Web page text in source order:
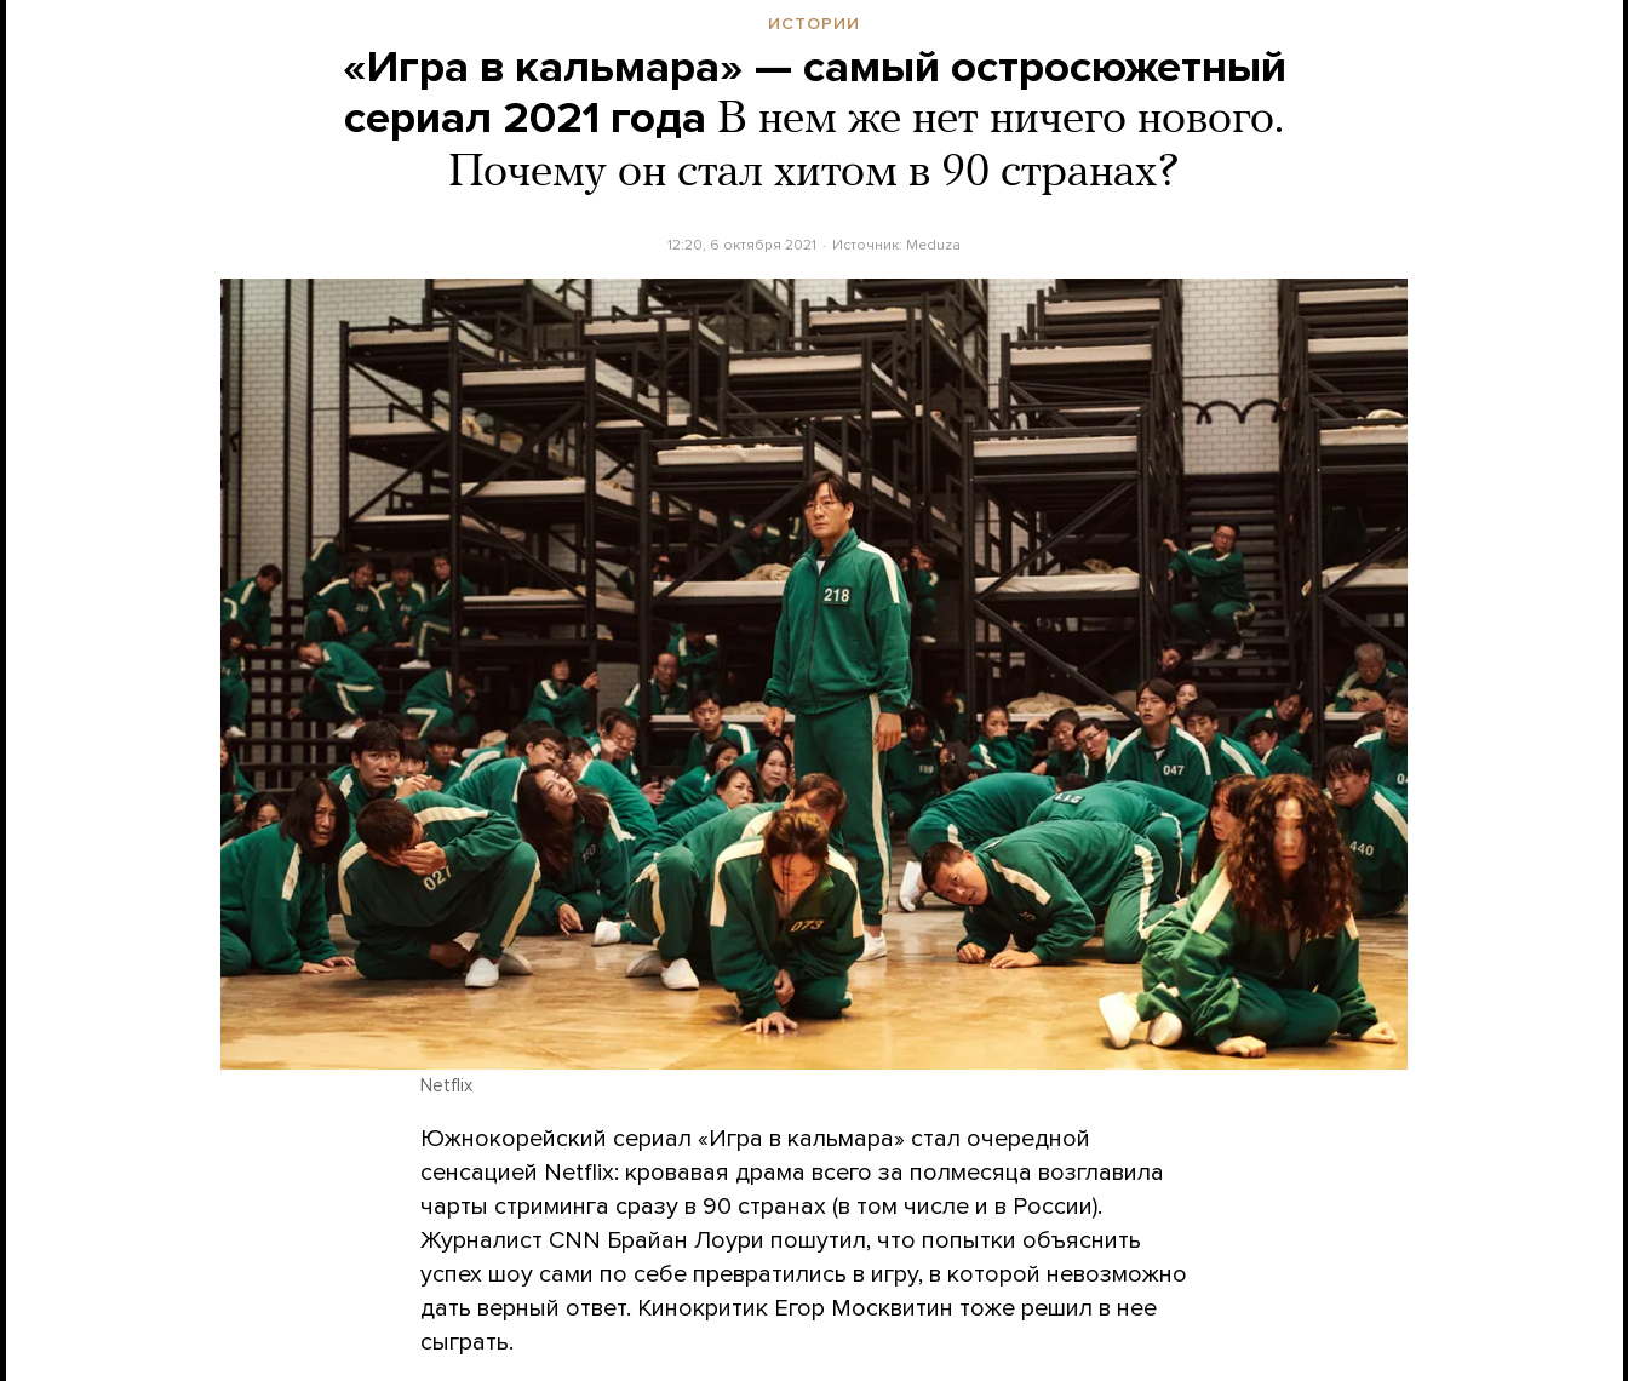
ИСТОРИИ
«Игра в кальмара» — самый остросюжетный
сериал 2021 года В нем же нет ничего нового.
Почему он стал хитом в 90 странах?
12:20, 6 октября 2021 Источник: Meduza
Netflix
Южнокорейский сериал «Игра в кальмара» стал очередной
сенсацией Netflix: кровавая драма всего за полмесяца возглавила
чарты стриминга сразу в 90 странах (в том числе и в России).
Журналист CNN Брайан Лоури пошутил, что попытки объяснить
успех шоу сами по себе превратились в игру, в которой невозможно
дать верный ответ. Кинокритик Егор Москвитин тоже решил в нее
сыграть.